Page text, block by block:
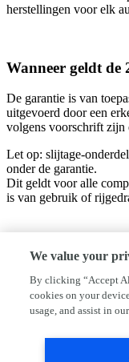
herstellingen voor elk
Wanneer geldt de
De garantie is van
uitgevoerd door een
volgens voorschrift zijn
Let op: slijtage-
onder de garantie.
Dit geldt voor alle
is van gebruik of
We value your
By clicking “Accept
cookies on your
usage, and assist in